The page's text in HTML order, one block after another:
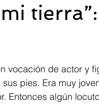
vocación de actor y
pies. Era muy
Entonces algún